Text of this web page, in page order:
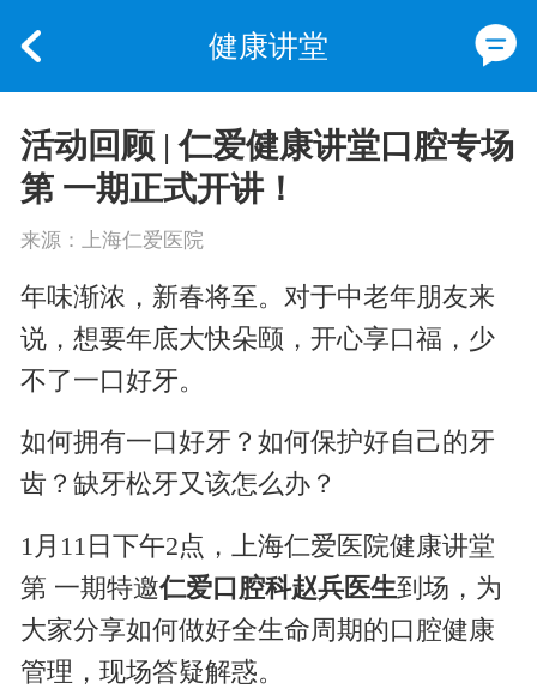
健康讲堂
活动回顾 | 仁爱健康讲堂口腔专场
第 一期正式开讲！
来源：上海仁爱医院
年味渐浓，新春将至。对于中老年朋友来
说，想要年底大快朵颐，开心享口福，少
不了一口好牙。
如何拥有一口好牙？如何保护好自己的牙
齿？缺牙松牙又该怎么办？
1月11日下午2点，上海仁爱医院健康讲堂
第 一期特邀仁爱口腔科赵兵医生到场，为
大家分享如何做好全生命周期的口腔健康
管理，现场答疑解惑。